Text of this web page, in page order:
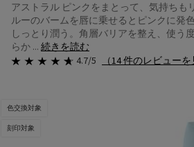
アストラル ピンクをまとって、気持ちも
ルーのバームを唇に乗せるとピンクに発
しっとり潤う。角層バリアを整え、使う
らか ... 続きを読む
4.7/5 （14 件のレビュー
色交換対象
刻印対象